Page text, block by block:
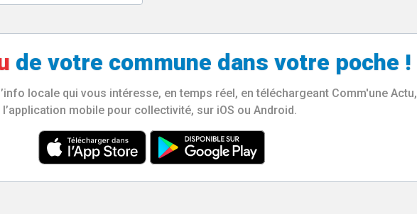
de votre commune dans votre poche !
locale qui vous intéresse, en temps réel, en téléchargeant Comm'une Actu,
l’application mobile pour collectivité, sur iOS ou Android.